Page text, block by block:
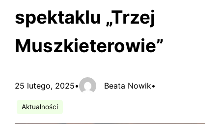
spektaklu „Trzej
Muszkieterowie”
25 lutego, 2025• Beata Nowik•
Aktualności